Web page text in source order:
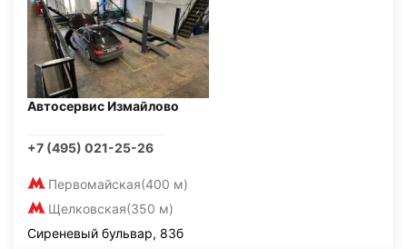
Автосервис Измайлово
+7 (495) 021-25-26
Первомайская(400 м)
Щелковская(350 м)
Сиреневый бульвар, 83б